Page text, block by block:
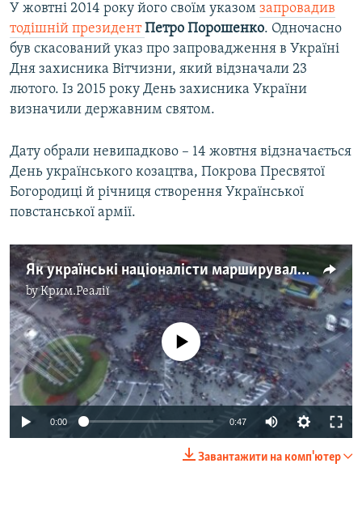
У жовтні 2014 року його своїм указом запровадив
тодішній президентПетро Порошенко. Одночасно
був скасований указ про запровадження в Україні
Дня захисника Вітчизни, який відзначали 23
лютого. Із 2015 року День захисника України
визначили державним святом.
Дату обрали невипадково – 14 жовтня відзначається
День українського козацтва, Покрова Пресвятої
Богородиці й річниця створення Української
повстанської армії.
Як українські націоналісти марширували столицею – відео
byКрим.Реалії
No media source currently available
0:00 0:47
Завантажити на комп'ютер